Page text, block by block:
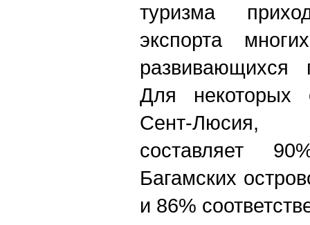
туризма
экспорта
развивающихся
Для некоторых
Сент-Люсия,
составляет
Багамских
и 86%